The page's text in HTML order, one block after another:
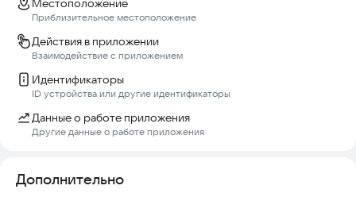
Местоположение
Приблизительное местоположение
Действия в приложении
Взаимодействие с приложением
Идентификаторы
ID устройства или другие идентификаторы
Данные о работе приложения
Другие данные о работе приложения
Дополнительно